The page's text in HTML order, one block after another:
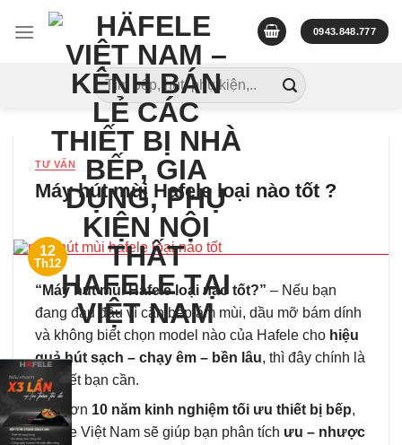
0943.848.777
Tìm
kiếm:
TƯ VẤN
Máy hút mùi Hafele loại nào tốt ?
12
Th12
“Máy hút mùi Hafele loại nào tốt?” – Nếu bạn
đang đau đầu vì căn bếp ám mùi, dầu mỡ bám dính
và không biết chọn model nào của Hafele cho hiệu
quả hút sạch – chạy êm – bền lâu, thì đây chính là
bài viết bạn cần.
Với hơn 10 năm kinh nghiệm tối ưu thiết bị bếp,
Hafele Việt Nam sẽ giúp bạn phân tích ưu – nhược